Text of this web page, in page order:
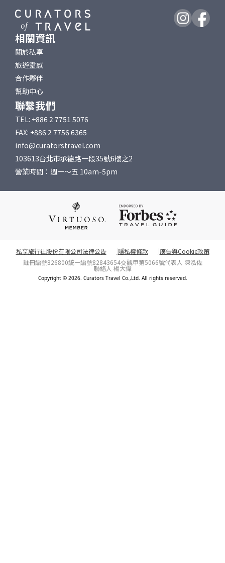
相關資訊
關於私享
旅遊靈感
合作夥伴
幫助中心
聯繫我們
TEL: +886 2 7751 5076
FAX: +886 2 7756 6365
info@curatorstravel.com
103613台北市承德路一段35號6樓之2
營業時間：週一～五 10am-5pm
私享旅行社股份有限公司法律公告 隱私權條款
廣告與Cookie政策
註冊編號826800統一編號82843654交觀甲第5066號代表人 陳泓佐
聯絡人 楊大偉
Copyright © 2026. Curators Travel Co.,Ltd. All rights reserved.